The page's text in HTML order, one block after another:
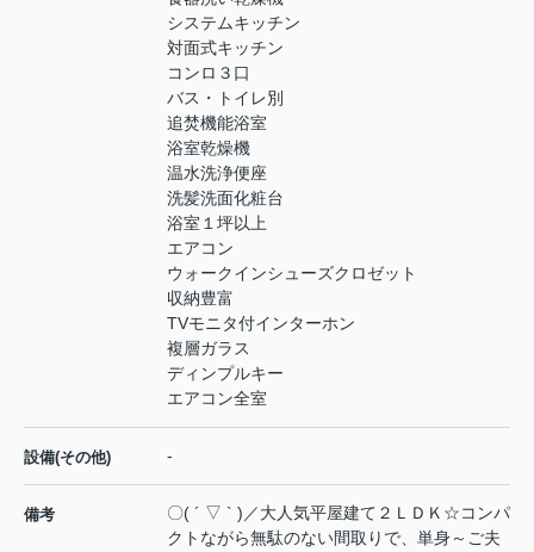
システムキッチン
対面式キッチン
コンロ３口
バス・トイレ別
追焚機能浴室
浴室乾燥機
温水洗浄便座
洗髪洗面化粧台
浴室１坪以上
エアコン
ウォークインシューズクロゼット
収納豊富
TVモニタ付インターホン
複層ガラス
ディンプルキー
エアコン全室
設備(その他) -
備考
〇( ´ ▽ ` )／大人気平屋建て２ＬＤＫ☆コンパ
クトながら無駄のない間取りで、単身～ご夫